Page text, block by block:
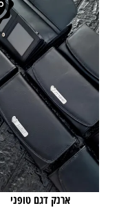
ארנק דגם טופני